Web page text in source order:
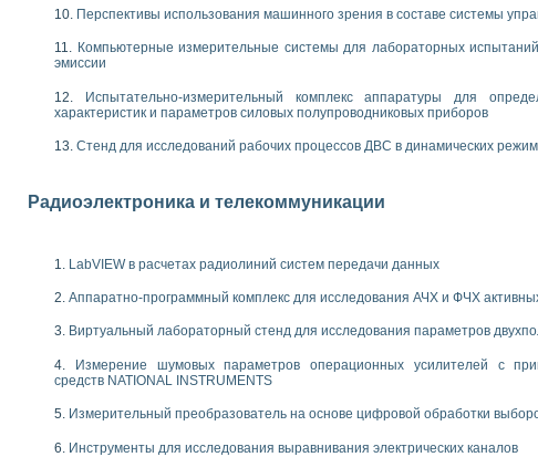
в процесе изучения специальных дисциплин в технических колледжах
WORKBENCH-MULTISIM для электротехнической подготовки
«Цифровые вычислительные устройства и микропроцессоры
теории коммутации
течения в расширяющемся канале
интерфейсов обмена по протоколам RS232 и GPIB / имитатор оконечного
результатов измерительного экспримента
измерений с помощью LabVIEW
INSTRUMENTS для создания систем автоматизированного
и корреляционный анализ"
принципа действия универсального цифрового вольтметра
для изучения технологии выращивания полупроводниковых и
LabVIEW
Перспективы использования машинного зрения в составе системы
Компьютерные измерительные системы для лабораторных
эмиссии
Испытательно-измерительный комплекс аппаратуры для
характеристик и параметров силовых полупроводниковых приборов
Стенд для исследований рабочих процессов ДВС в динамических
Радиоэлектроника и телекоммуникации
LabVIEW в расчетах радиолиний систем передачи данных
Аппаратно-программный комплекс для исследования АЧХ и ФЧХ
Виртуальный лабораторный стенд для исследования параметров
Измерение шумовых параметров операционных усилителей с
средств NATIONAL INSTRUMENTS
Измерительный преобразователь на основе цифровой обработки
Инструменты для исследования выравнивания электрических каналов